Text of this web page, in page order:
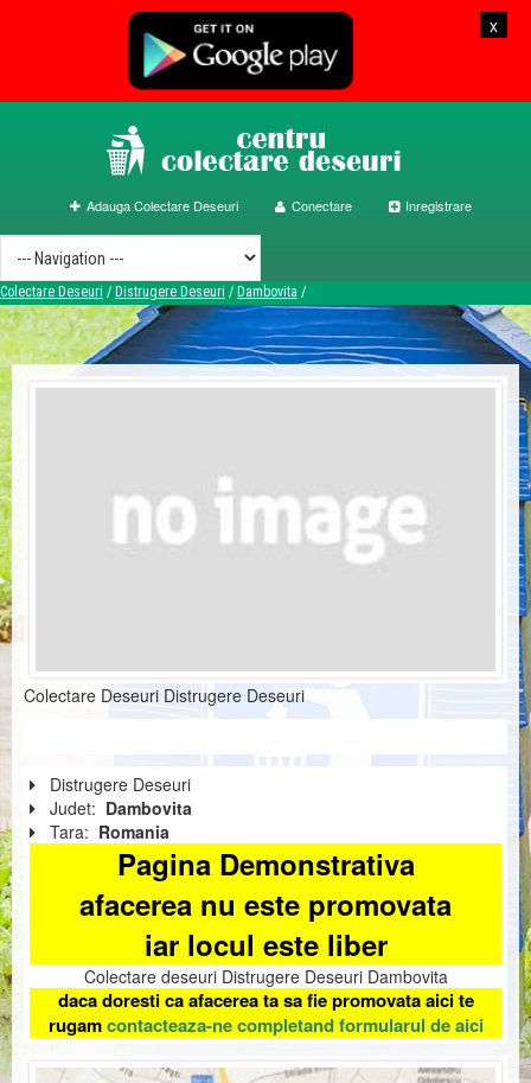
x
Adauga Colectare Deseuri Conectare Inregistrare
Colectare Deseuri / Distrugere Deseuri / Dambovita /
Colectare Deseuri Distrugere Deseuri
Distrugere Deseuri
Judet: Dambovita
Tara: Romania
Pagina Demonstrativa
afacerea nu este promovata
iar locul este liber
Colectare deseuri Distrugere Deseuri Dambovita
daca doresti ca afacerea ta sa fie promovata aici te
rugamcontacteaza-ne completand formularul de aici